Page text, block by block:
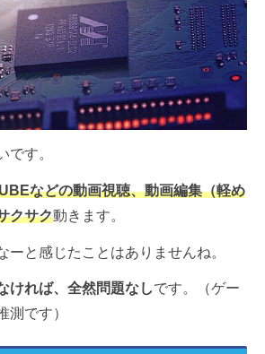
です。
などの動画視聴、動画編集（軽め
クサク動きます。
ーと感じたことはありませんね。
ければ、全然問題なしです。（ゲー
測です）